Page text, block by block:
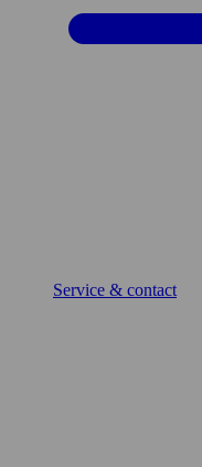
Service & contact